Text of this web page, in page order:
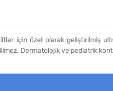
için özel olarak geliştirilmiş
Dermatolojik ve pediatrik